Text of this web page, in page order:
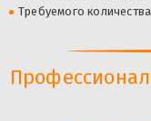
Требуемого количества